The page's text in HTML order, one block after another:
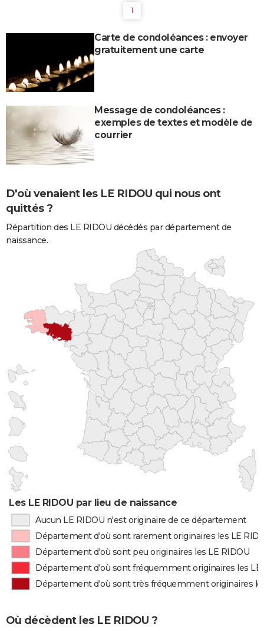
1
Carte de condoléances : envoyer
gratuitement une carte
Message de condoléances :
exemples de textes et modèle de
courrier
D'où venaient les LE RIDOU qui nous ont
quittés ?
Répartition des LE RIDOU décédés par département de
naissance.
Les LE RIDOU par lieu de naissance
Aucun LE RIDOU n'est originaire de ce département
Département d'où sont rarement originaires les LE
Département d'où sont peu originaires les LE RIDOU
Département d'où sont fréquemment originaires les LE
Département d'où sont très fréquemment originaires
Où décèdent les LE RIDOU ?